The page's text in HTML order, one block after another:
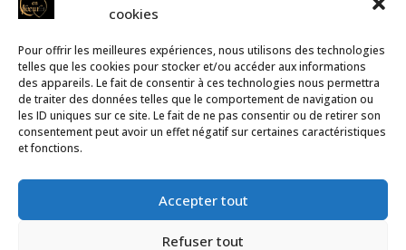
cookies
Pour offrir les meilleures expériences, nous utilisons des technologies
telles que les cookies pour stocker et/ou accéder aux informations
des appareils. Le fait de consentir à ces technologies nous permettra
de traiter des données telles que le comportement de navigation ou
les ID uniques sur ce site. Le fait de ne pas consentir ou de retirer son
consentement peut avoir un effet négatif sur certaines caractéristiques
et fonctions.
Accepter tout
Refuser tout
✆ +32 477 91 58 46
✉ infos@coeurs-en-choeur.be
Toute proposition de partenariat en développement sera